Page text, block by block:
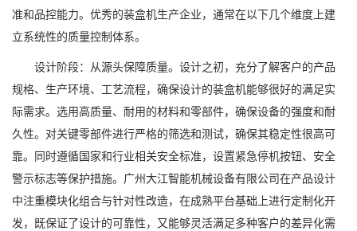
准和品控能力。优秀的装盒机生产企业，通常在以下几个维度上建
立系统性的质量控制体系。
设计阶段：从源头保障质量。设计之初，充分了解客户的产品
规格、生产环境、工艺流程，确保设计的装盒机能够很好的满足实
际需求。选用高质量、耐用的材料和零部件，确保设备的强度和耐
久性。对关键零部件进行严格的筛选和测试，确保其稳定性很高可
靠。同时遵循国家和行业相关安全标准，设置紧急停机按钮、安全
警示标志等保护措施。广州大江智能机械设备有限公司在产品设计
中注重模块化组合与针对性改造，在成熟平台基础上进行定制化开
发，既保证了设计的可靠性，又能够灵活满足多种客户的差异化需